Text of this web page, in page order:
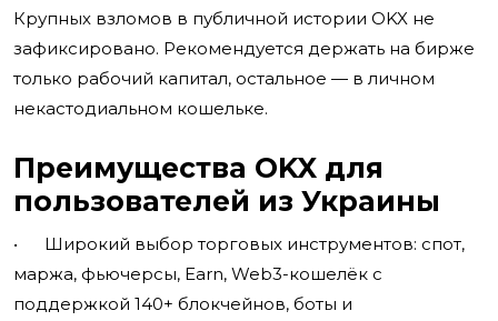
Крупных взломов в публичной истории OKX не
зафиксировано. Рекомендуется держать на бирже
только рабочий капитал, остальное — в личном
некастодиальном кошельке.
Преимущества OKX для
пользователей из Украины
• Широкий выбор торговых инструментов: спот,
маржа, фьючерсы, Earn, Web3-кошелёк с
поддержкой 140+ блокчейнов, боты и